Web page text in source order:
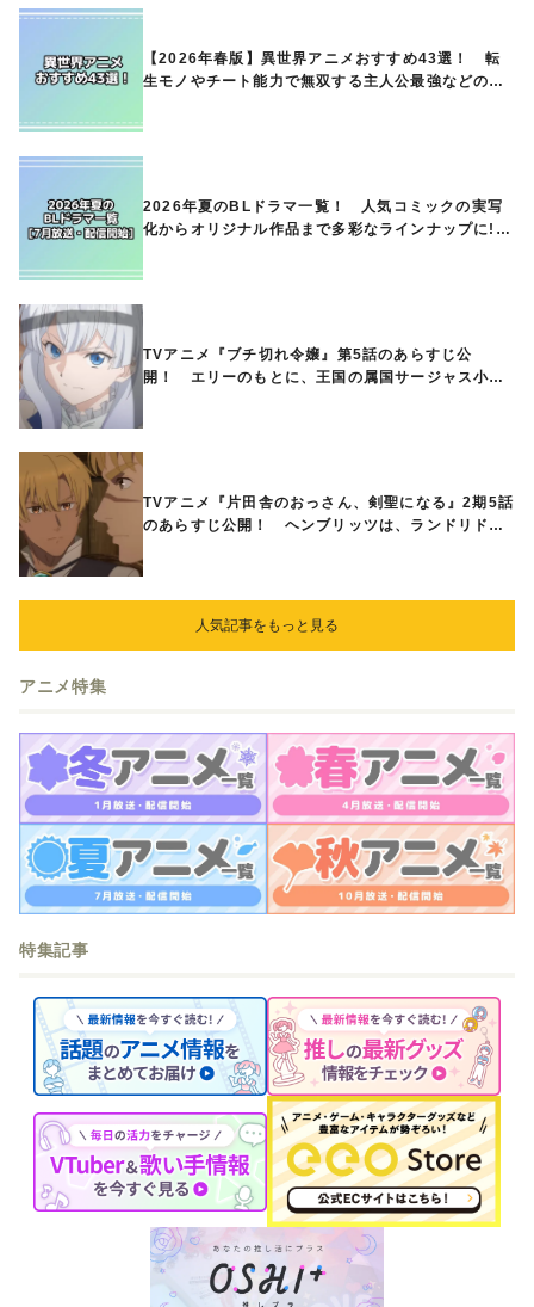
【2026年春版】異世界アニメおすすめ43選！ 転
生モノやチート能力で無双する主人公最強などの人
2026年夏のBLドラマ一覧！ 人気コミックの実写
化からオリジナル作品まで多彩なラインナップに!!
TVアニメ『ブチ切れ令嬢』第5話のあらすじ公
開！ エリーのもとに、王国の属国サージャス小王
TVアニメ『片田舎のおっさん、剣聖になる』2期5話
のあらすじ公開！ ヘンブリッツは、ランドリドに
人気記事をもっと見る
アニメ特集
特集記事